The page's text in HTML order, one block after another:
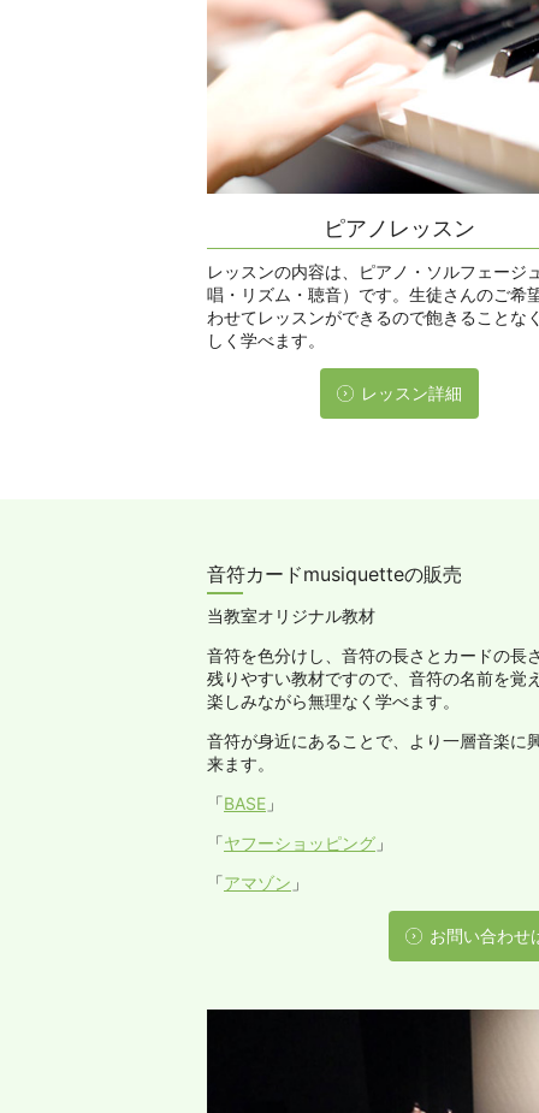
ピアノレッスン
レッスンの内容は、ピアノ・ソルフェージ
唱・リズム・聴音）です。生徒さんのご希
わせてレッスンができるので飽きることな
しく学べます。
レッスン詳細
音符カードmusiquetteの販売
当教室オリジナル教材
音符を色分けし、音符の長さとカードの長
残りやすい教材ですので、音符の名前を覚
楽しみながら無理なく学べます。
音符が身近にあることで、より一層音楽に
来ます。
「BASE 」
「ヤフーショッピング 」
「アマゾン 」
お問い合わせ